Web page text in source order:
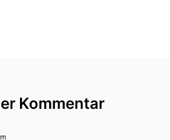
Kommentar